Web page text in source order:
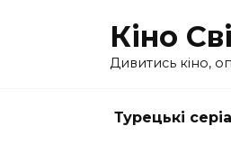
Кіно
Дивитись кіно,
Турецькі